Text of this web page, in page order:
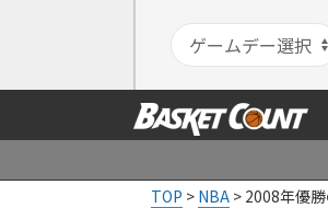
TOP > NBA > 2008年優